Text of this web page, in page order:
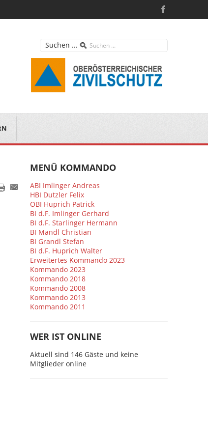
Suchen ...
MENÜ KOMMANDO
ABI Imlinger Andreas
HBI Dutzler Felix
OBI Huprich Patrick
BI d.F. Imlinger Gerhard
BI d.F. Starlinger Hermann
BI Mandl Christian
BI Grandl Stefan
BI d.F. Huprich Walter
Erweitertes Kommando 2023
Kommando 2023
Kommando 2018
Kommando 2008
Kommando 2013
Kommando 2011
WER IST ONLINE
Aktuell sind 146 Gäste und keine
Mitglieder online